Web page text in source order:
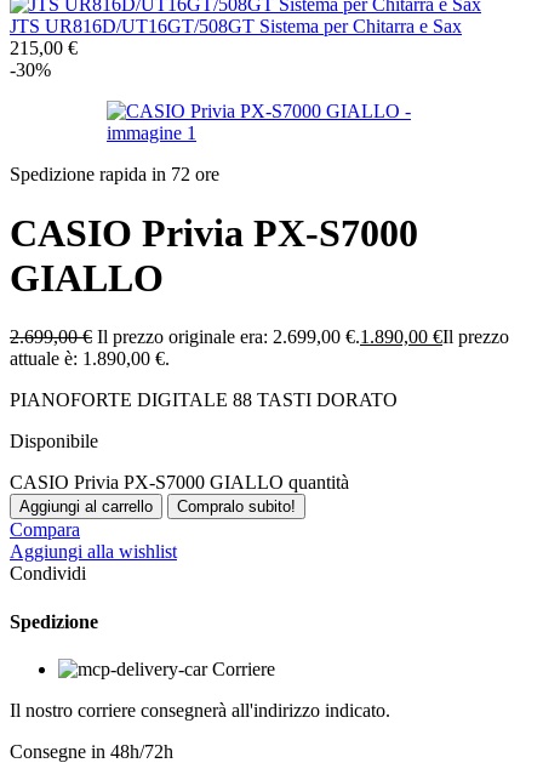
JTS UR816D/UT16GT/508GT Sistema per Chitarra e Sax
215,00 €
-30%
Spedizione rapida in 72 ore
CASIO Privia PX-S7000
GIALLO
2.699,00€ Il prezzo originale era: 2.699,00 €.1.890,00 €Il prezzo
attuale è: 1.890,00 €.
PIANOFORTE DIGITALE 88 TASTI DORATO
Disponibile
CASIO Privia PX-S7000 GIALLO quantità
Aggiungi al carrello Compralo subito!
Compara
Aggiungi alla wishlist
Condividi
Spedizione
Corriere
Il nostro corriere consegnerà all'indirizzo indicato.
Consegne in 48h/72h